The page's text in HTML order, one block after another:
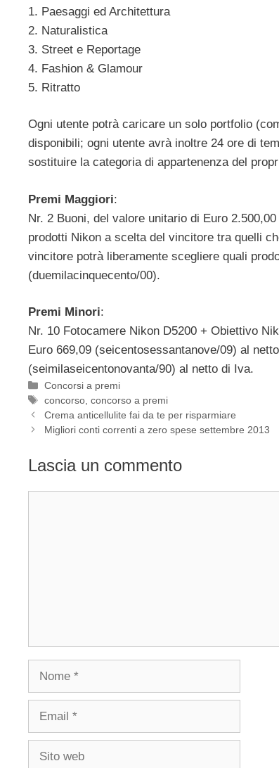
1. Paesaggi ed Architettura
2. Naturalistica
3. Street e Reportage
4. Fashion & Glamour
5. Ritratto
Ogni utente potrà caricare un solo portfolio
disponibili; ogni utente avrà inoltre 24 ore di
sostituire la categoria di appartenenza del
Premi Maggiori:
Nr. 2 Buoni, del valore unitario di Euro
prodotti Nikon a scelta del vincitore tra quelli
vincitore potrà liberamente scegliere quali
(duemilacinquecento/00).
Premi Minori:
Nr. 10 Fotocamere Nikon D5200 + Obiettivo
Euro 669,09 (seicentosessantanove/09) al
(seimilaseicentonovanta/90) al netto di Iva.
Categorie
Concorsi a premi
Tag
concorso ,concorso a premi
Crema anticellulite fai da te per risparmiare
Migliori conti correnti a zero spese settembre 2013
Lascia un commento